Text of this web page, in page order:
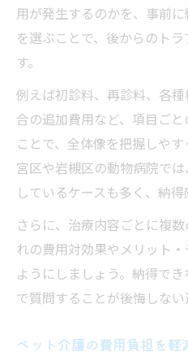
用が発生するのかを、事前
を選ぶことで、後からのト
す。
例えば初診料、再診料、各
合の追加費用など、項目ご
ことで、全体像を把握しや
宮区や岩槻区の動物病院で
しているケースも多く、納得
さらに、治療内容ごとに複
れの費用対効果やメリット
ようにしましょう。納得で
で質問することが後悔しない
ペット介護の費用負担を